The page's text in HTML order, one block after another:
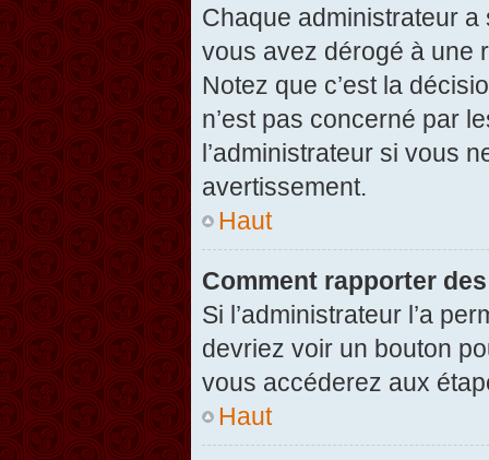
Chaque administrateur
vous avez dérogé à une
Notez que c’est la
n’est pas concerné par
l’administrateur si vous
avertissement.
Haut
Comment rapporter
Si l’administrateur l’a
devriez voir un bouton
vous accéderez aux
Haut